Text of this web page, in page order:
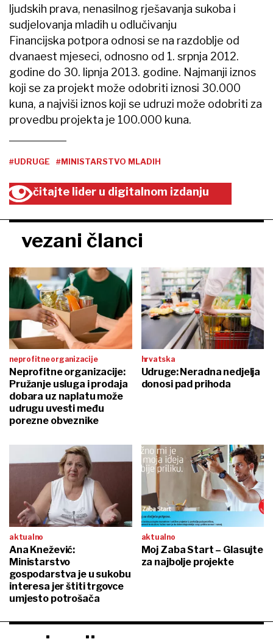
ljudskih prava, nenasilnog rješavanja sukoba i
sudjelovanja mladih u odlučivanju
Financijska potpora odnosi se na razdoblje od
dvanaest mjeseci, odnosno od 1. srpnja 2012.
godine do 30. lipnja 2013. godine. Najmanji iznos
koji se za projekt može odobriti iznosi 30.000
kuna, a najviši iznos koji se udruzi može odobriti za
provedbu projekta je 100.000 kuna.
#UDRUGE #MINISTARSTVO MLADIH
čitajte lider u digitalnom izdanju
vezani članci
neprofitne organizacije
Neprofitne organizacije:
Pružanje usluga i prodaja
dobara uz naplatu može
udrugu uvesti među
porezne obveznike
hrvatska
Udruge: Neradna nedjelja
donosi pad prihoda
aktualno
Ana Knežević:
Ministarstvo
gospodarstva je u sukobu
interesa jer štiti trgovce
umjesto potrošača
aktualno
Moj Zaba Start – Glasujte
za najbolje projekte